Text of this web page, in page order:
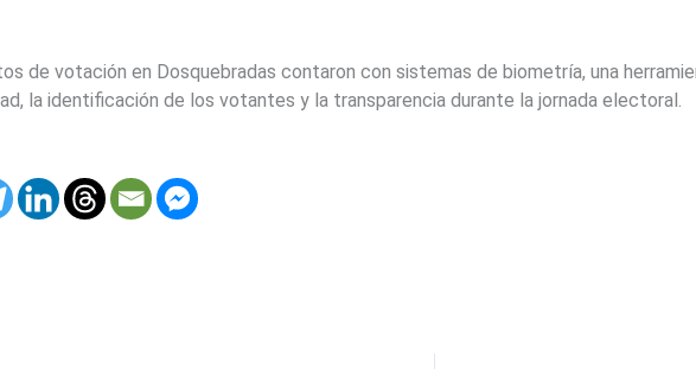
de votación en Dosquebradas contaron con sistemas de biometría, una
la identificación de los votantes y la transparencia durante la jornada electoral.